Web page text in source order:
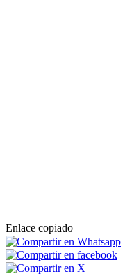
Enlace copiado